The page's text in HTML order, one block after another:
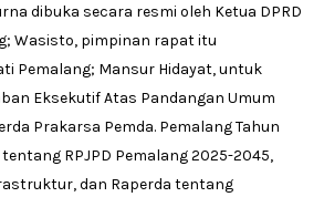
dibuka secara resmi oleh Ketua DPRD
Wasisto, pimpinan rapat itu
Pemalang; Mansur Hidayat, untuk
Eksekutif Atas Pandangan Umum
Prakarsa Pemda. Pemalang Tahun
RPJPD Pemalang 2025-2045,
dan Raperda tentang